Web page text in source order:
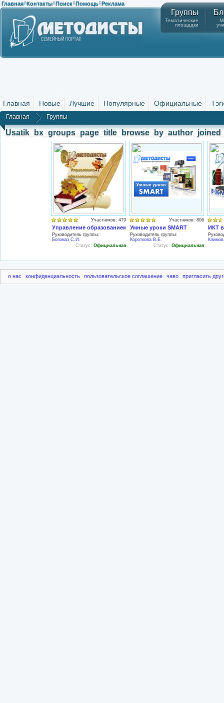
Главная | Контакты | Поиск | Помощь | Реклама
Группы
Тематические
площадки
Главная Новые Лучшие Популярные Официальные
Главная Группы
Участников: 479
Управление образованием
Руководитель группы:
Богомаз С.И.
Статус: Официальная
Участников: 806
Умные уроки SMART
Руководитель группы:
Короткова В.Е.
Статус: Официальная
ИКТ
о нас конфиденциальность пользовательское соглашение чаво пригласить